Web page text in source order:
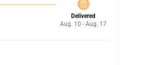
Delivered
Aug. 10 - Aug. 17